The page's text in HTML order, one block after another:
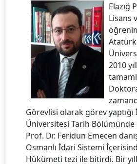
Elazığ
Lisans
Atatürk
2010
Görevlisi olarak görev
Üniversitesi Tarih Bölümünde
Prof. Dr. Feridun Emecen
Osmanlı İdari Sistemi
Hükümeti tezi ile bitirdi. Bir